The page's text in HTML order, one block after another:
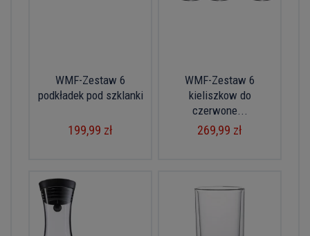
WMF-Zestaw 6
podkładek pod szklanki
199,99 zł
WMF-Zestaw 6
kieliszkow do
czerwone...
269,99 zł